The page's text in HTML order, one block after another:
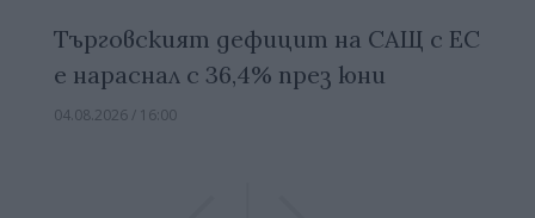
Търговският дефицит на САЩ с ЕС
е нараснал с 36,4% през юни
04.08.2026 / 16:00